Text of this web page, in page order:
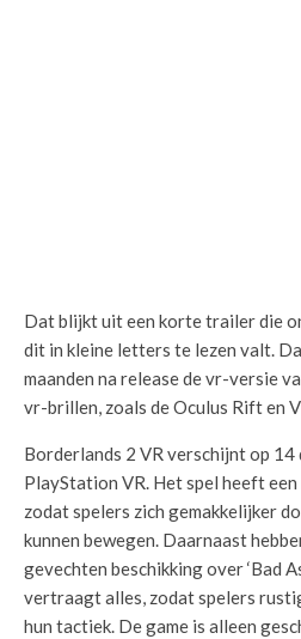
Dat blijkt uit een korte trailer die
dit in kleine letters te lezen valt.
maanden na release de vr-versie
vr-brillen, zoals de Oculus Rift en
Borderlands 2 VR verschijnt op 14
PlayStation VR. Het spel heeft
zodat spelers zich gemakkelijker
kunnen bewegen. Daarnaast
gevechten beschikking over ‘Bad
vertraagt alles, zodat spelers
hun tactiek. De game is alleen